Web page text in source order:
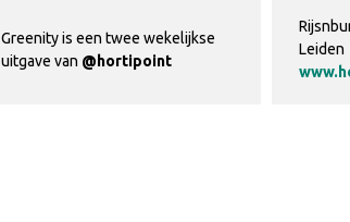
Greenity is een twee wekelijkse
uitgave van @hortipoint
Leiden